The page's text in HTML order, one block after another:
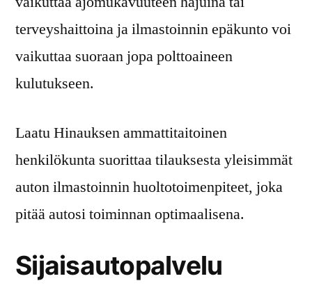
terveyshaittoina ja ilmastoinnin epäkunto voi
vaikuttaa suoraan jopa polttoaineen
kulutukseen.
Laatu Hinauksen ammattitaitoinen
henkilökunta suorittaa tilauksesta yleisimmät
auton ilmastoinnin huoltotoimenpiteet, joka
pitää autosi toiminnan optimaalisena.
Sijaisautopalvelu